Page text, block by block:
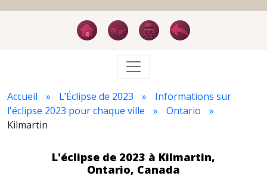
Accueil L’Éclipse de 2023
Informations sur
l'éclipse 2023 pour chaque ville
Ontario
Kilmartin
L'éclipse de 2023 à Kilmartin,
Ontario, Canada